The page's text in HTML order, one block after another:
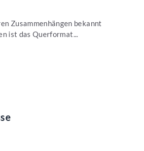
Zusammenhängen bekannt
ist das Querformat...